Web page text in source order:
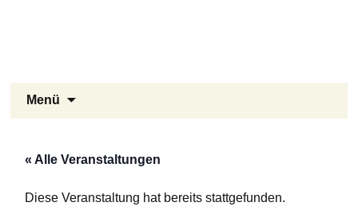
Menü
« Alle Veranstaltungen
Diese Veranstaltung hat bereits stattgefunden.